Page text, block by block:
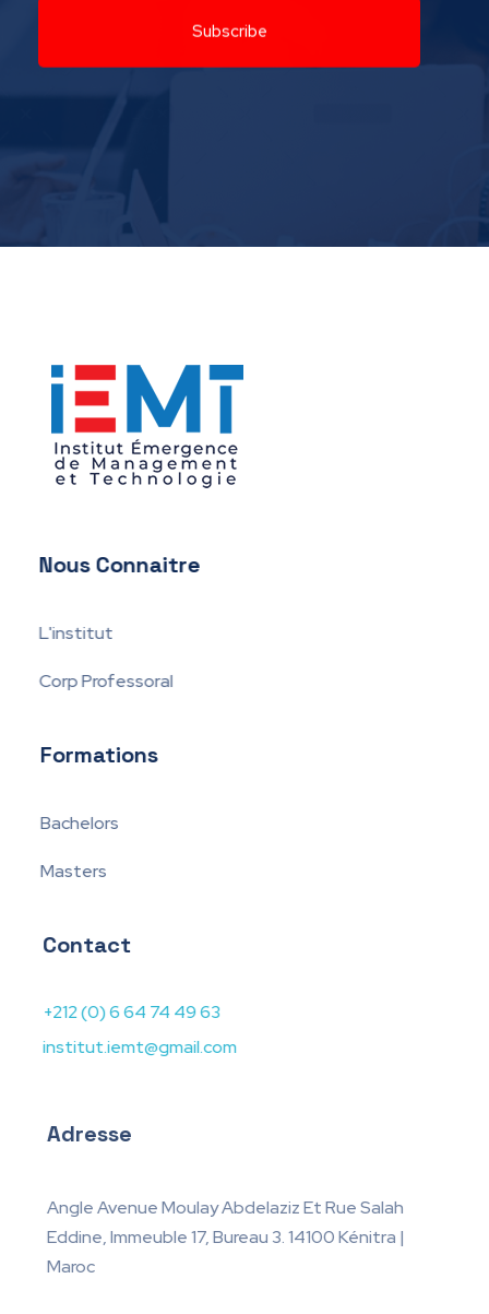
Nous Connaitre
L'institut
Corp Professoral
Formations
Bachelors
Masters
Contact
+212 (0) 6 64 74 49 63
institut.iemt@gmail.com
Adresse
Angle Avenue Moulay Abdelaziz Et Rue Salah
Eddine, Immeuble 17, Bureau 3. 14100 Kénitra |
Maroc